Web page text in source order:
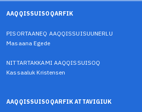
AAQQISSUISOQARFIK
PISORTAANEQ AAQQISSUISUUNERLU
Masaana Egede
NITTARTAKKAMI AAQQISSUISOQ
Kassaaluk Kristensen
AAQQISSUISOQARFIK ATTAVIGIUK